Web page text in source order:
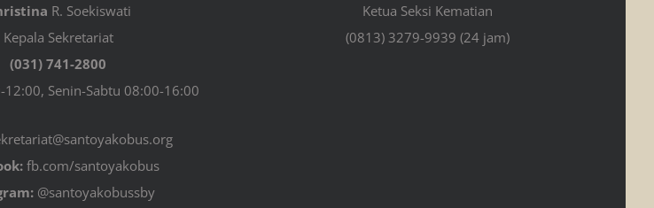
R. Soekiswati
Kepala Sekretariat
(031) 741-2800
12:00, Senin-Sabtu 08:00-16:00
fb.com/santoyakobus
@santoyakobussby
Ketua Seksi Kematian
(0813) 3279-9939 (24 jam)